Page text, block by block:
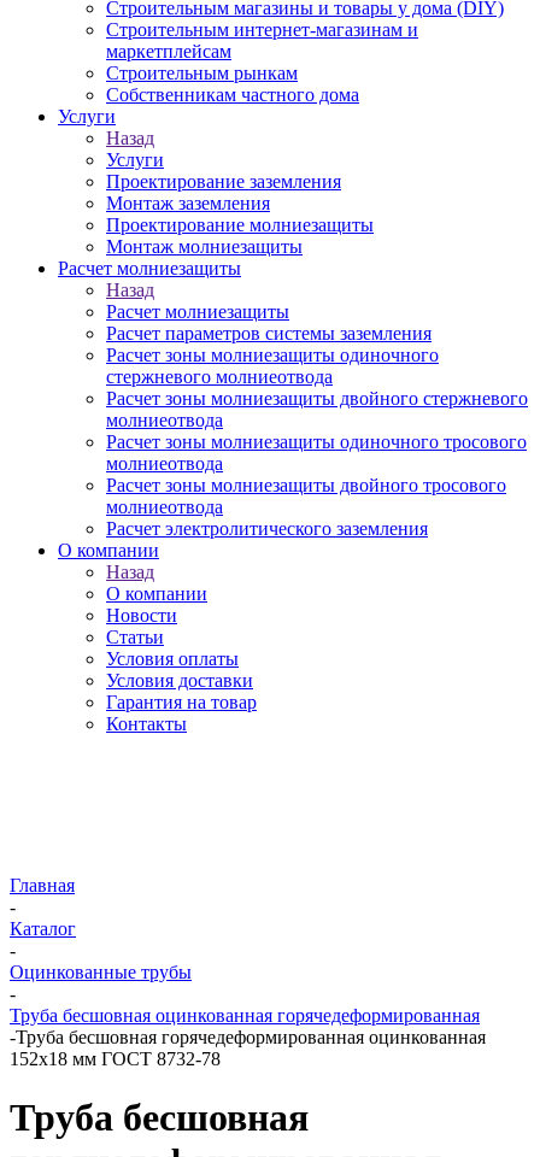
Строительным магазины и товары у дома (DIY)
Строительным интернет-магазинам и
маркетплейсам
Строительным рынкам
Собственникам частного дома
Услуги
Назад
Услуги
Проектирование заземления
Монтаж заземления
Проектирование молниезащиты
Монтаж молниезащиты
Расчет молниезащиты
Назад
Расчет молниезащиты
Расчет параметров системы заземления
Расчет зоны молниезащиты одиночного
стержневого молниеотвода
Расчет зоны молниезащиты двойного стержневого
молниеотвода
Расчет зоны молниезащиты одиночного тросового
молниеотвода
Расчет зоны молниезащиты двойного тросового
молниеотвода
Расчет электролитического заземления
О компании
Назад
О компании
Новости
Статьи
Условия оплаты
Условия доставки
Гарантия на товар
Контакты
Главная
-
Каталог
-
Оцинкованные трубы
-
Труба бесшовная оцинкованная горячедеформированная
-Труба бесшовная горячедеформированная оцинкованная
152х18 мм ГОСТ 8732-78
Труба бесшовная